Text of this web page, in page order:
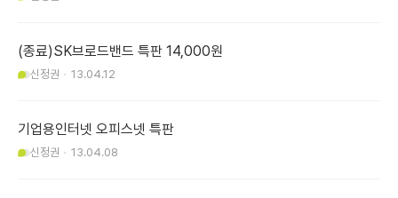
(종료)SK브로드밴드 특판 14,000원
신정권 13.04.12
기업용인터넷 오피스넷 특판
신정권 13.04.08